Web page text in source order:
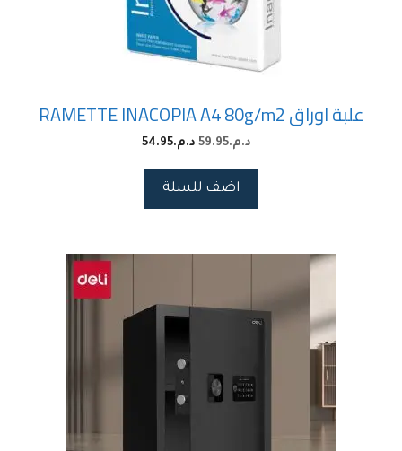
علبة اوراق RAMETTE INACOPIA A4 80g/m2
د.م.59.95 د.م.54.95
اضف للسلة